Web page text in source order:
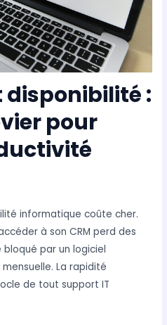
disponibilité :
pour
informatique coûte cher.
à son CRM perd des
par un logiciel
La rapidité
de tout support IT